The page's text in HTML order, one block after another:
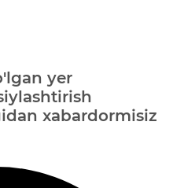
yer
xabardormisiz